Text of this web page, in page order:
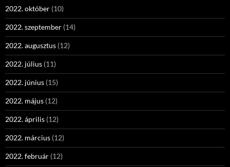
2022. október (10)
2022. szeptember (14)
2022. augusztus (12)
2022. július (11)
2022. június (15)
2022. május (12)
2022. április (12)
2022. március (12)
2022. február (12)